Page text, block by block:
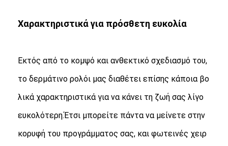
Χαρακτηριστικά για πρόσθετη ευκολία
Εκτός από το κομψό και ανθεκτικό σχεδιασμό του,
το δερμάτινο ρολόι μας διαθέτει επίσης κάποια βο
λικά χαρακτηριστικά για να κάνει τη ζωή σας λίγο
ευκολότερη.Έτσι μπορείτε πάντα να μείνετε στην
κορυφή του προγράμματος σας, και φωτεινές χειρ